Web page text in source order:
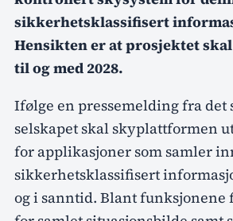
sikkerhetsklassifisert
Hensikten er at prosjektet
til og med 2028.
Ifølge en pressemelding fra det
selskapet skal skyplattformen
for applikasjoner som samler
sikkerhetsklassifisert
og i sanntid. Blant funksjonene